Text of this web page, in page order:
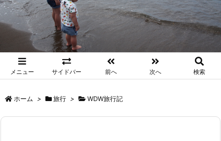
メニュー サイドバー 前へ 次へ 検索
ホーム > 旅行 > WDW旅行記